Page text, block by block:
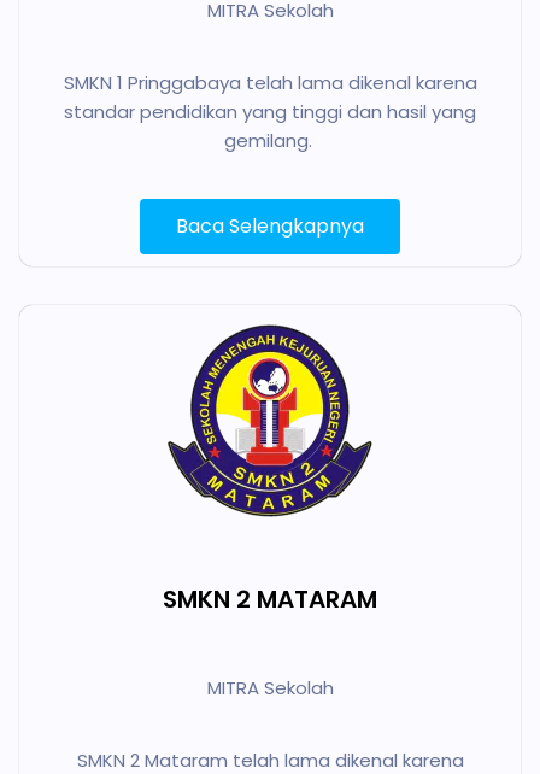
MITRA Sekolah
SMKN 1 Pringgabaya telah lama dikenal karena
standar pendidikan yang tinggi dan hasil yang
gemilang.
Baca Selengkapnya
SMKN 2 MATARAM
MITRA Sekolah
SMKN 2 Mataram telah lama dikenal karena